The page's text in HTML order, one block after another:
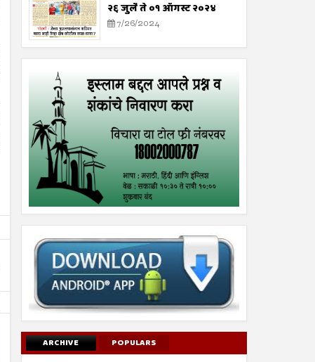
२६ जुलै ते ०१ ऑगस्ट २०२४
7/26/2024
ARCHIVE POPULARS